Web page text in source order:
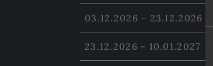
03.12.2026 - 23.12.2026
23.12.2026 - 10.01.2027